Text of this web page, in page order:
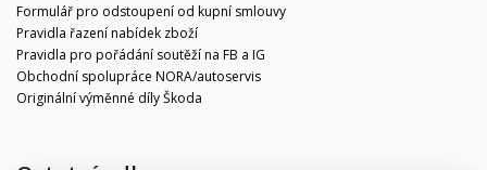
Formulář pro odstoupení od kupní smlouvy
Pravidla řazení nabídek zboží
Pravidla pro pořádání soutěží na FB a IG
Obchodní spolupráce NORA/autoservis
Originální výměnné díly Škoda